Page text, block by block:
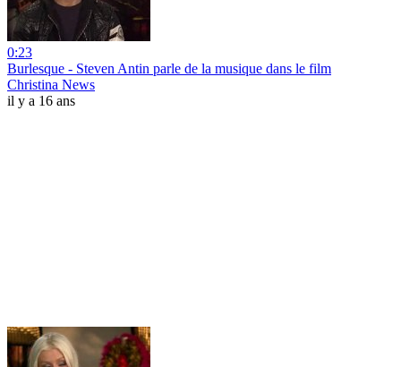
0:23
Burlesque - Steven Antin parle de la musique dans le film
Christina News
il y a 16 ans